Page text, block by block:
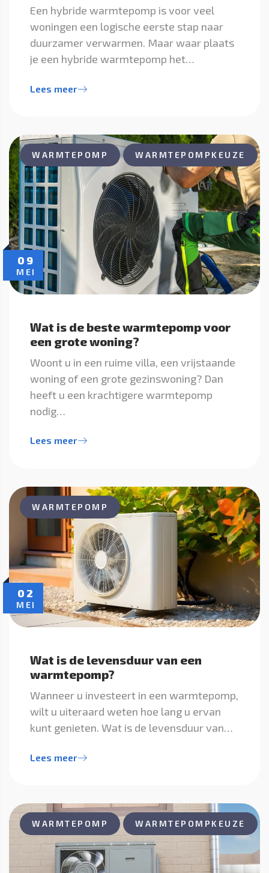
Een hybride warmtepomp is voor veel
woningen een logische eerste stap naar
duurzamer verwarmen. Maar waar plaats
je een hybride warmtepomp het…
Lees meer
09
MEI
WARMTEPOMP WARMTEPOMPKEUZE
Wat is de beste warmtepomp voor
een grote woning?
Woont u in een ruime villa, een vrijstaande
woning of een grote gezinswoning? Dan
heeft u een krachtigere warmtepomp
nodig…
Lees meer
02
MEI
WARMTEPOMP
Wat is de levensduur van een
warmtepomp?
Wanneer u investeert in een warmtepomp,
wilt u uiteraard weten hoe lang u ervan
kunt genieten. Wat is de levensduur van…
Lees meer
WARMTEPOMP WARMTEPOMPKEUZE